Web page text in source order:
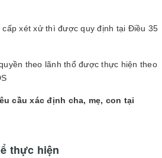
cấp xét xử thì được quy định tại Điều 35
theo lãnh thổ được thực hiện theo
cầu xác định cha, mẹ, con tại
thực hiện